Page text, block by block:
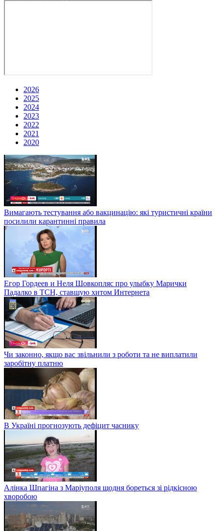
2026
2025
2024
2023
2022
2021
2020
Вимагають тестування або вакцинацію: які туристичні країни
посилили карантинні правила
Егор Гордеев и Неля Шовкопляс про улыбку Марички
Падалко в ТСН, ставшую хитом Интернета
Чи законно, якщо вас звільнили з роботи та не виплатили
заробітну платню
В Україні прогнозують дефіцит часнику
Алінка Шпагіна з Маріуполя щодня бореться зі рідкісною
хворобою